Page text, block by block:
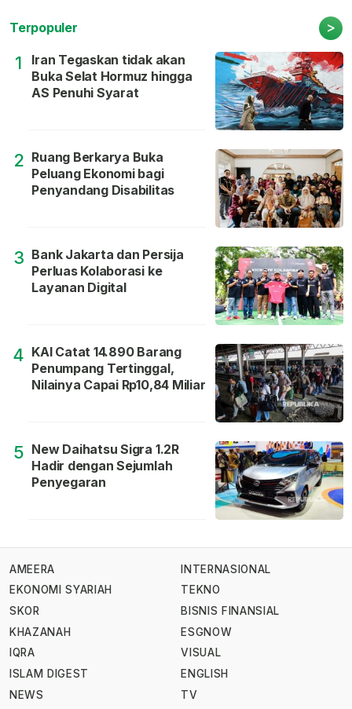
Terpopuler >
1
Iran Tegaskan tidak akan
Buka Selat Hormuz hingga
AS Penuhi Syarat
2 Ruang Berkarya Buka
Peluang Ekonomi bagi
Penyandang Disabilitas
3 Bank Jakarta dan Persija
Perluas Kolaborasi ke
Layanan Digital
4 KAI Catat 14.890 Barang
Penumpang Tertinggal,
Nilainya Capai Rp10,84 Miliar
5 New Daihatsu Sigra 1.2R
Hadir dengan Sejumlah
Penyegaran
AMEERA
EKONOMI SYARIAH
SKOR
KHAZANAH
IQRA
ISLAM DIGEST
NEWS
INTERNASIONAL
TEKNO
BISNIS FINANSIAL
ESGNOW
VISUAL
ENGLISH
TV